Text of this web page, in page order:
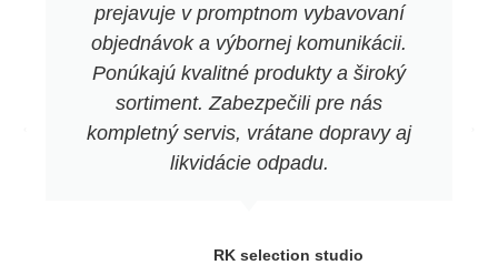
prejavuje v promptnom vybavovaní
objednávok a výbornej komunikácii.
Ponúkajú kvalitné produkty a široký
sortiment. Zabezpečili pre nás
kompletný servis, vrátane dopravy aj
likvidácie odpadu.
RK selection studio